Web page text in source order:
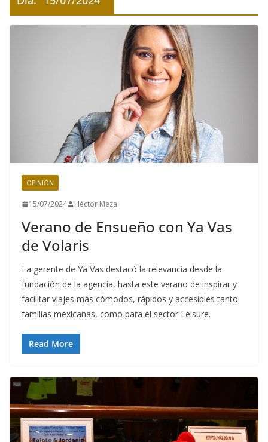
OPINIÓN
15/07/2024 Héctor Meza
Verano de Ensueño con Ya Vas
de Volaris
La gerente de Ya Vas destacó la relevancia desde la
fundación de la agencia, hasta este verano de inspirar y
facilitar viajes más cómodos, rápidos y accesibles tanto
familias mexicanas, como para el sector Leisure.
Read More